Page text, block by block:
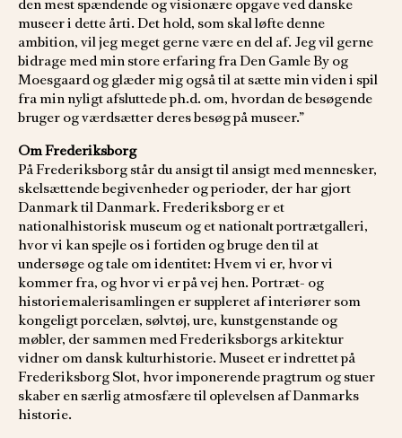
den mest spændende og visionære opgave ved danske
museer i dette årti. Det hold, som skal løfte denne
ambition, vil jeg meget gerne være en del af. Jeg vil gerne
bidrage med min store erfaring fra Den Gamle By og
Moesgaard og glæder mig også til at sætte min viden i spil
fra min nyligt afsluttede ph.d. om, hvordan de besøgende
bruger og værdsætter deres besøg på museer.”
Om Frederiksborg
På Frederiksborg står du ansigt til ansigt med mennesker,
skelsættende begivenheder og perioder, der har gjort
Danmark til Danmark. Frederiksborg er et
nationalhistorisk museum og et nationalt portrætgalleri,
hvor vi kan spejle os i fortiden og bruge den til at
undersøge og tale om identitet: Hvem vi er, hvor vi
kommer fra, og hvor vi er på vej hen. Portræt- og
historiemalerisamlingen er suppleret af interiører som
kongeligt porcelæn, sølvtøj, ure, kunstgenstande og
møbler, der sammen med Frederiksborgs arkitektur
vidner om dansk kulturhistorie. Museet er indrettet på
Frederiksborg Slot, hvor imponerende pragtrum og stuer
skaber en særlig atmosfære til oplevelsen af Danmarks
historie.